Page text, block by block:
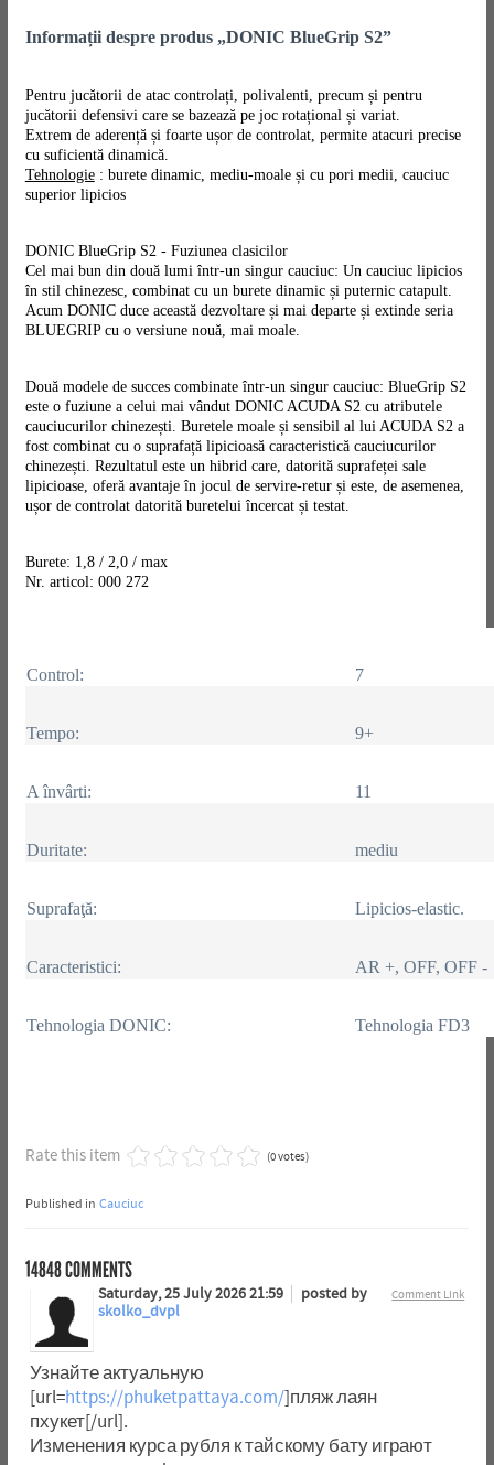
Informații despre produs „DONIC BlueGrip S2”
Pentru jucătorii de atac controlați, polivalenti, precum și pentru
jucătorii defensivi care se bazează pe joc rotațional și variat.
Extrem de aderență și foarte ușor de controlat, permite atacuri precise
cu suficientă dinamică.
Tehnologie: burete dinamic, mediu-moale și cu pori medii, cauciuc
superior lipicios
DONIC BlueGrip S2 - Fuziunea clasicilor
Cel mai bun din două lumi într-un singur cauciuc: Un cauciuc lipicios
în stil chinezesc, combinat cu un burete dinamic și puternic catapult.
Acum DONIC duce această dezvoltare și mai departe și extinde seria
BLUEGRIP cu o versiune nouă, mai moale.
Două modele de succes combinate într-un singur cauciuc: BlueGrip S2
este o fuziune a celui mai vândut DONIC ACUDA S2 cu atributele
cauciucurilor chinezești. Buretele moale și sensibil al lui ACUDA S2 a
fost combinat cu o suprafață lipicioasă caracteristică cauciucurilor
chinezești. Rezultatul este un hibrid care, datorită suprafeței sale
lipicioase, oferă avantaje în jocul de servire-retur și este, de asemenea,
ușor de controlat datorită buretelui încercat și testat.
Burete: 1,8 / 2,0 / max
Nr. articol: 000 272
Control: 7
Tempo: 9+
A învârti: 11
Duritate: mediu
Suprafaţă: Lipicios-elastic.
Caracteristici: AR +, OFF, OFF -
Tehnologia DONIC: Tehnologia FD3
Rate this item (0 votes)
Published in Cauciuc
14848COMMENTS
Comment Link
Saturday, 25 July 2026 21:59
posted by
skolko_dvpl
Узнайте актуальную
[url=https://phuketpattaya.com/]пляж лаян
пхукет[/url].
Изменения курса рубля к тайскому бату играют